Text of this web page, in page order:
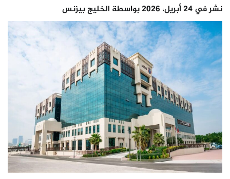
نشر في24 أبريل، 2026 بواسطة الخليج بيزنس